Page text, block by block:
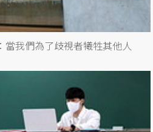
當我們為了歧視者犧牲其他人